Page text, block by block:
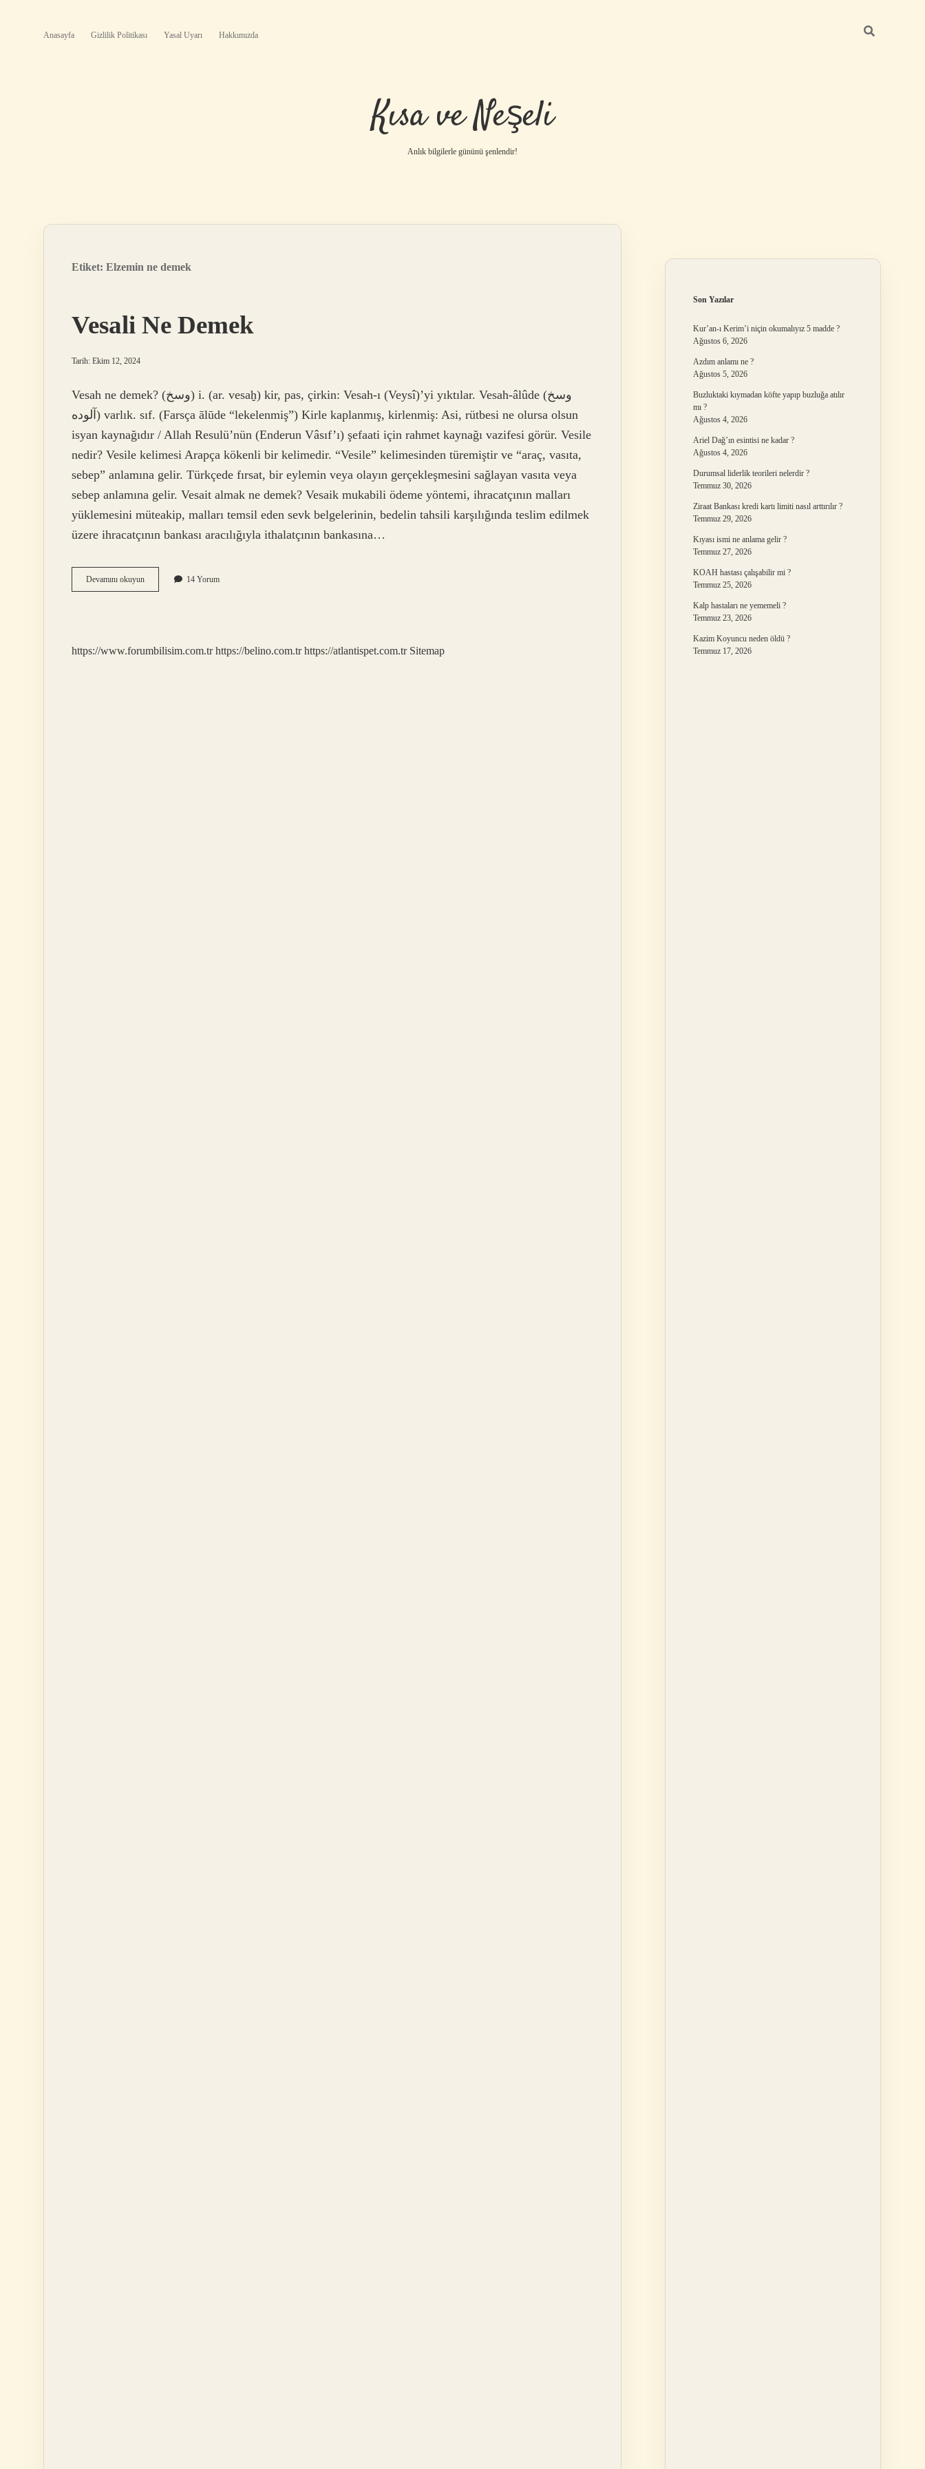
Anasayfa Gizlilik Politikası Yasal Uyarı Hakkımızda
Kısa ve Neşeli
Anlık bilgilerle gününü şenlendir!
Etiket: Elzemin ne demek
Vesali Ne Demek
Tarih: Ekim 12, 2024
Vesah ne demek? (ﻭﺳﺦ) i. (ar. vesaḫ) kir, pas, çirkin: Vesah-ı (Veysî)’yi yıktılar. Vesah-âlûde (ﻭﺳﺦ
ﺁﻟﻮﺩﻩ) varlık. sıf. (Farsça ālūde “lekelenmiş”) Kirle kaplanmış, kirlenmiş: Asi, rütbesi ne olursa olsun
isyan kaynağıdır / Allah Resulü’nün (Enderun Vâsıf’ı) şefaati için rahmet kaynağı vazifesi görür. Vesile
nedir? Vesile kelimesi Arapça kökenli bir kelimedir. “Vesile” kelimesinden türemiştir ve “araç, vasıta,
sebep” anlamına gelir. Türkçede fırsat, bir eylemin veya olayın gerçekleşmesini sağlayan vasıta veya
sebep anlamına gelir. Vesait almak ne demek? Vesaik mukabili ödeme yöntemi, ihracatçının malları
yüklemesini müteakip, malları temsil eden sevk belgelerinin, bedelin tahsili karşılığında teslim edilmek
üzere ihracatçının bankası aracılığıyla ithalatçının bankasına…
Devamını okuyunVesali
Ne
14 Yorum
https://www.forumbilisim.com.tr https://belino.com.tr https://atlantispet.com.tr Sitemap
Son Yazılar
Kur’an-ı Kerim’i niçin okumalıyız 5 madde ?
Ağustos 6, 2026
Azdım anlamı ne ?
Ağustos 5, 2026
Buzluktaki kıymadan köfte yapıp buzluğa atılır
mı ?
Ağustos 4, 2026
Ariel Dağ’ın esintisi ne kadar ?
Ağustos 4, 2026
Durumsal liderlik teorileri nelerdir ?
Temmuz 30, 2026
Ziraat Bankası kredi kartı limiti nasıl arttırılır ?
Temmuz 29, 2026
Kıyası ismi ne anlama gelir ?
Temmuz 27, 2026
KOAH hastası çalışabilir mi ?
Temmuz 25, 2026
Kalp hastaları ne yememeli ?
Temmuz 23, 2026
Kazim Koyuncu neden öldü ?
Temmuz 17, 2026